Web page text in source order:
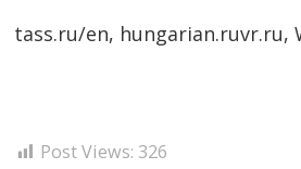
tass.ru/en, hungarian.ruvr.ru,
Post Views: 326
Bejegyzés